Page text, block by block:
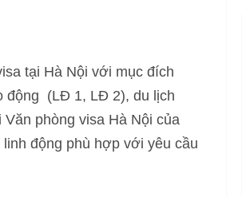
tại Hà Nội với mục đích
động (LĐ 1, LĐ 2), du lịch
phòng visa Hà Nội của
động phù hợp với yêu cầu